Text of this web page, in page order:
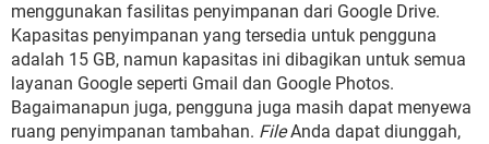
menggunakan fasilitas penyimpanan dari Google Drive.
Kapasitas penyimpanan yang tersedia untuk pengguna
adalah 15 GB, namun kapasitas ini dibagikan untuk semua
layanan Google seperti Gmail dan Google Photos.
Bagaimanapun juga, pengguna juga masih dapat menyewa
ruang penyimpanan tambahan. FileAnda dapat diunggah,